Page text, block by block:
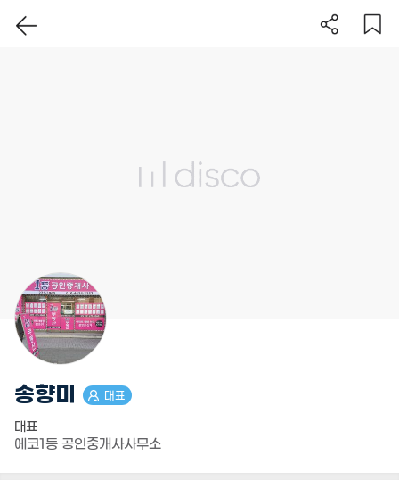
송향미 대표
대표
에코1등 공인중개사사무소